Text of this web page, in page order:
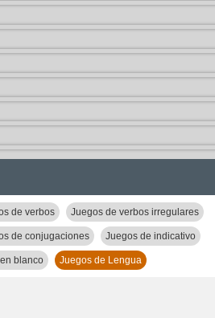
de verbos Juegos de verbos irregulares
de conjugaciones Juegos de indicativo
blanco Juegos de Lengua